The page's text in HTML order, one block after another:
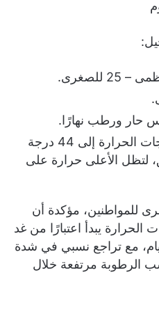
حار ورطب نهارًا.
جنوب الصعيد: تصل درجات الحرارة إلى 44 درجة
لتظل الأعلى حرارة على
للمواطنين، مؤكدة أن
يبدأ اعتبارًا من غد
عدة أيام، مع تراجع نسبي في شدة
الرطوبة مرتفعة خلال